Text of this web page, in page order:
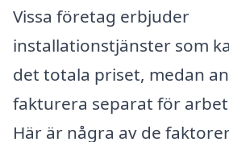
Vissa företag erbjuder
installationstjänster som
det totala priset, medan
fakturera separat för
Här är några av de